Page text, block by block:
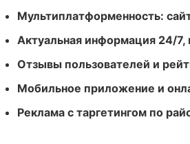
Мультиплатформенность:
Актуальная информация 24/7,
Отзывы пользователей и
Мобильное приложение и
Реклама с таргетингом по